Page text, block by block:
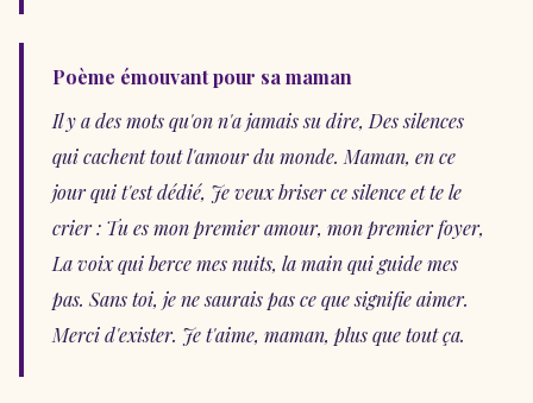
Poème émouvant pour sa maman
Il y a des mots qu'on n'a jamais su dire, Des silences
qui cachent tout l'amour du monde. Maman, en ce
jour qui t'est dédié, Je veux briser ce silence et te le
crier : Tu es mon premier amour, mon premier foyer,
La voix qui berce mes nuits, la main qui guide mes
pas. Sans toi, je ne saurais pas ce que signifie aimer.
Merci d'exister. Je t'aime, maman, plus que tout ça.